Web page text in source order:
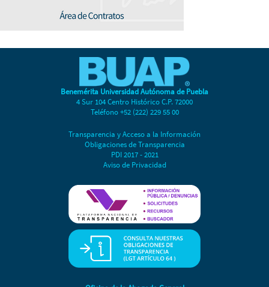
Benemérita Universidad Autónoma de Puebla
4 Sur 104 Centro Histórico C.P. 72000
Teléfono +52 (222) 229 55 00
Transparencia y Acceso a la Información
Obligaciones de Transparencia
PDI 2017 - 2021
Aviso de Privacidad